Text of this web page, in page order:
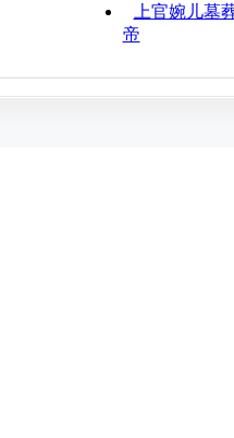
上官婉儿墓
帝